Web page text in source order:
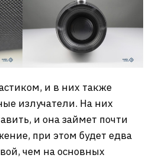
и в них также
излучатели. На них
и она займет почти
при этом будет едва
чем на основных